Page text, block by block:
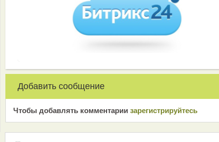
Добавить сообщение
Чтобы добавлять комментарии зарeгиcтрирyйтeсь